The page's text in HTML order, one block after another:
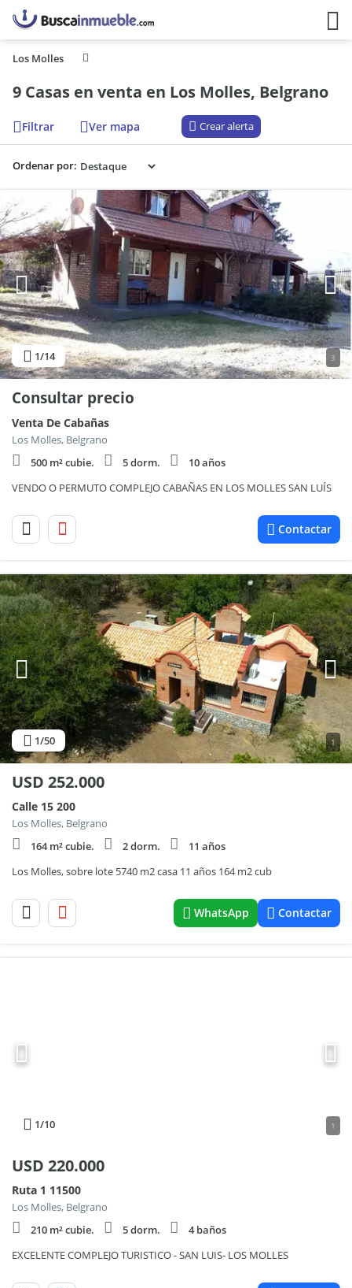
Los Molles
9 Casas en venta en Los Molles, Belgrano
Filtrar Ver mapa Crear alerta
Ordenar por:
1/14 3
Consultar precio
Venta De Cabañas
Los Molles, Belgrano
500 m² cubie.
5 dorm.
10 años
VENDO O PERMUTO COMPLEJO CABAÑAS EN LOS MOLLES SAN LUÍS
Contactar
1/50 1
USD 252.000
Calle 15 200
Los Molles, Belgrano
164 m² cubie.
2 dorm.
11 años
Los Molles, sobre lote 5740 m2 casa 11 años 164 m2 cub
WhatsApp Contactar
1/10 1
USD 220.000
Ruta 1 11500
Los Molles, Belgrano
210 m² cubie.
5 dorm.
4 baños
EXCELENTE COMPLEJO TURISTICO - SAN LUIS- LOS MOLLES